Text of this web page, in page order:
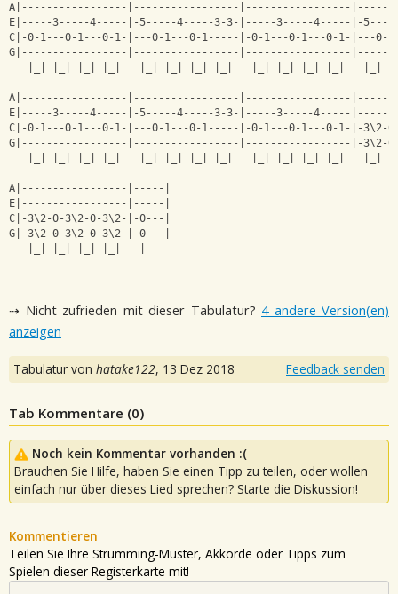
A|-----------------|-----------------|-----------------
E|-----3-----4-----|-5-----4-----3-3-|-----3-----4-----|-
C|-0-1---0-1---0-1-|---0-1---0-1-----|-0-1---0-1---0-1-|---0-
G|-----------------|-----------------|-----------------
A|-----------------|-----------------|-----------------
E|-----3-----4-----|-5-----4-----3-3-|-----3-----4-----
C|-0-1---0-1---0-1-|---0-1---0-1-----|-0-1---0-1---0-1-|-3\2-
G|-----------------|-----------------|-----------------|-3\2-0-
A|-----------------|-----|
E|-----------------|-----|
C|-3\2-0-3\2-0-3\2-|-0---|
G|-3\2-0-3\2-0-3\2-|-0---|
⇢ Nicht zufrieden mit dieser Tabulatur? 4 andere Version(en)
anzeigen
Tabulatur von hatake122, 13 Dez 2018 Feedback senden
Tab Kommentare (0)
Noch kein Kommentar vorhanden :(
Brauchen Sie Hilfe, haben Sie einen Tipp zu teilen, oder wollen
einfach nur über dieses Lied sprechen? Starte die Diskussion!
Kommentieren
Teilen Sie Ihre Strumming-Muster, Akkorde oder Tipps zum
Spielen dieser Registerkarte mit!